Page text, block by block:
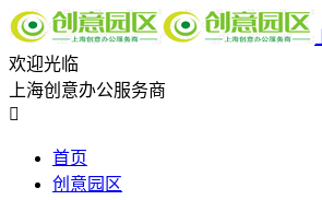
欢迎光临
上海创意办公服务商

首页
创意园区